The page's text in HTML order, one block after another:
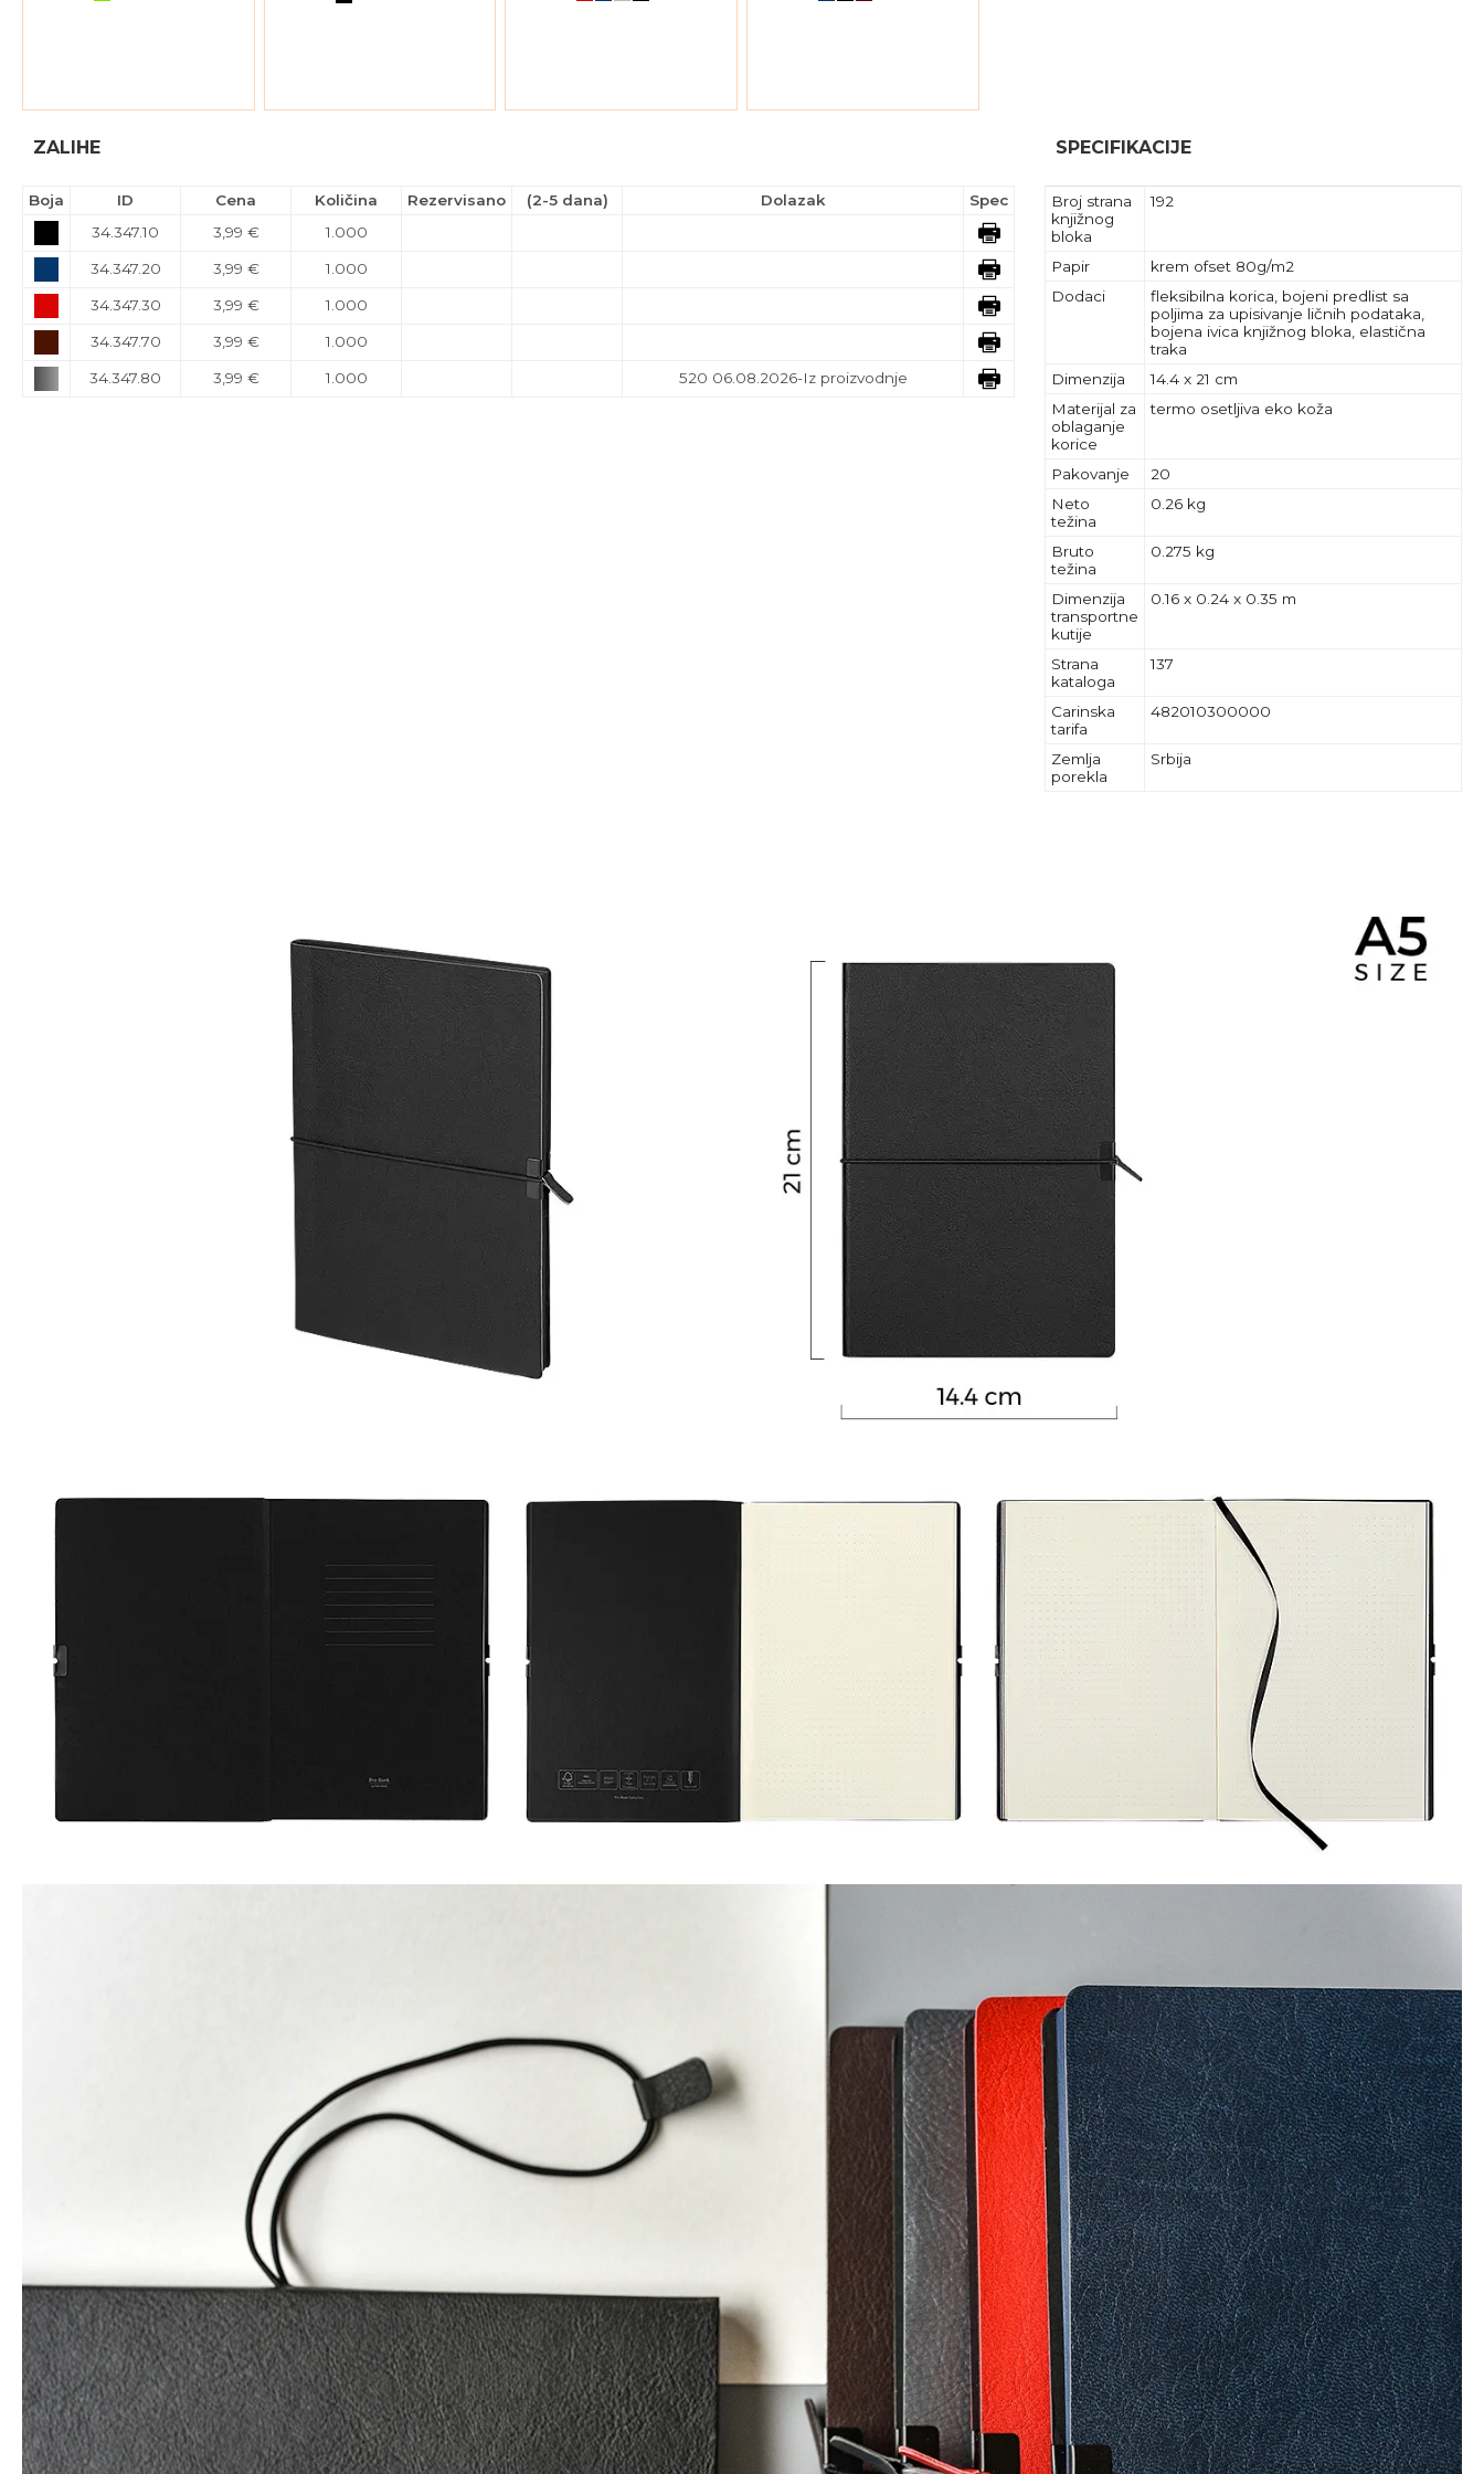
ZALIHE
Boja ID Cena Količina Rezervisano (2-5 dana) Dolazak
Spec
34.347.10
3,99 € 1.000
34.347.20 3,99 € 1.000
34.347.30 3,99 € 1.000
34.347.70 3,99 € 1.000
34.347.80 3,99 € 1.000 520 06.08.2026-Iz proizvodnje
SPECIFIKACIJE
Broj strana
knjižnog
bloka
192
Papir
krem ofset 80g/m2
Dodaci
fleksibilna korica, bojeni predlist sa
poljima za upisivanje ličnih podataka,
bojena ivica knjižnog bloka, elastična
traka
Dimenzija
14.4 x 21 cm
Materijal za
oblaganje
korice
termo osetljiva eko koža
Pakovanje
20
Neto
težina
0.26 kg
Bruto
težina
0.275 kg
Dimenzija
transportne
kutije
0.16 x 0.24 x 0.35 m
Strana
kataloga
137
Carinska
tarifa
482010300000
Zemlja
porekla
Srbija